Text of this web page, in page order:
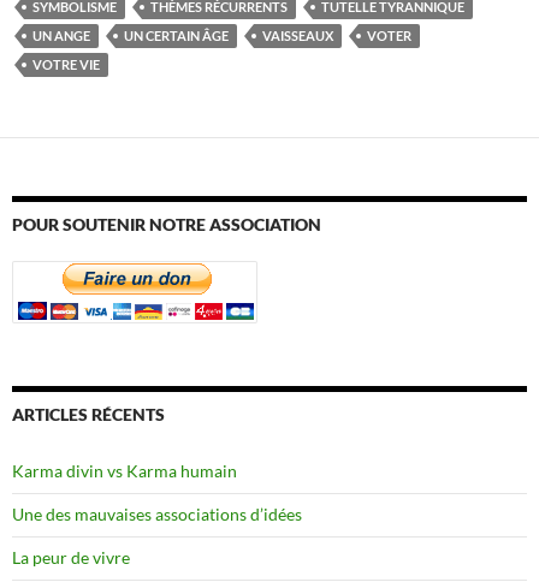
SYMBOLISME
THÈMES RÉCURRENTS
TUTELLE TYRANNIQUE
UN ANGE
UN CERTAIN ÂGE VAISSEAUX
VOTER
VOTRE VIE
POUR SOUTENIR NOTRE ASSOCIATION
ARTICLES RÉCENTS
Karma divin vs Karma humain
Une des mauvaises associations d’idées
La peur de vivre